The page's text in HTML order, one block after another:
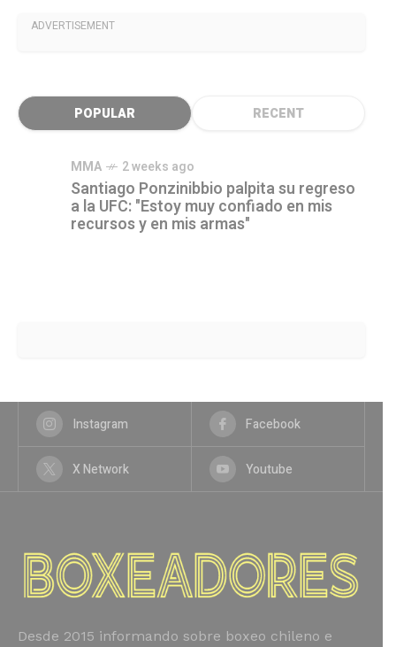
ADVERTISEMENT
POPULAR RECENT
MMA 2 weeks ago
Santiago Ponzinibbio palpita su regreso
a la UFC: "Estoy muy confiado en mis
recursos y en mis armas"
Instagram Facebook
X Network Youtube
Desde 2015 informando sobre boxeo chileno e